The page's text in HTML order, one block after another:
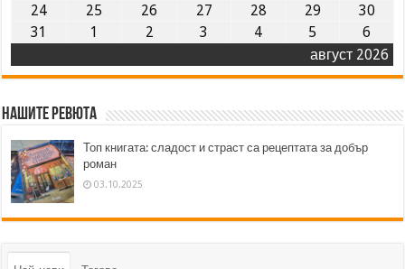
август 2026
24
25 26 27 28 29
30
31
1 2 3 4 5 6
Нашите ревюта
Топ книгата: сладост и страст са рецептата за добър
роман
03.10.2025